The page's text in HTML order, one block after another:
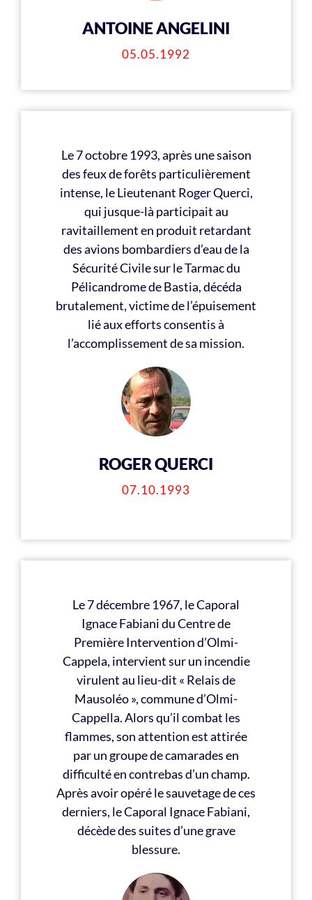
ANTOINE ANGELINI
05.05.1992
Le 7 octobre 1993, après une saison
des feux de forêts particulièrement
intense, le Lieutenant Roger Querci,
qui jusque-là participait au
ravitaillement en produit retardant
des avions bombardiers d’eau de la
Sécurité Civile sur le Tarmac du
Pélicandrome de Bastia, décéda
brutalement, victime de l’épuisement
lié aux efforts consentis à
l’accomplissement de sa mission.
ROGER QUERCI
07.10.1993
Le 7 décembre 1967, le Caporal
Ignace Fabiani du Centre de
Première Intervention d’Olmi-
Cappela, intervient sur un incendie
virulent au lieu-dit « Relais de
Mausoléo », commune d’Olmi-
Cappella. Alors qu’il combat les
flammes, son attention est attirée
par un groupe de camarades en
difficulté en contrebas d’un champ.
Après avoir opéré le sauvetage de ces
derniers, le Caporal Ignace Fabiani,
décède des suites d’une grave
blessure.